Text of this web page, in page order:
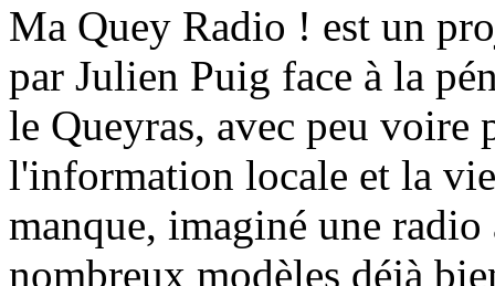
Ma Quey Radio ! est un
par Julien Puig face à la
le Queyras, avec peu voire
l'information locale et la
manque, imaginé une
nombreux modèles déjà